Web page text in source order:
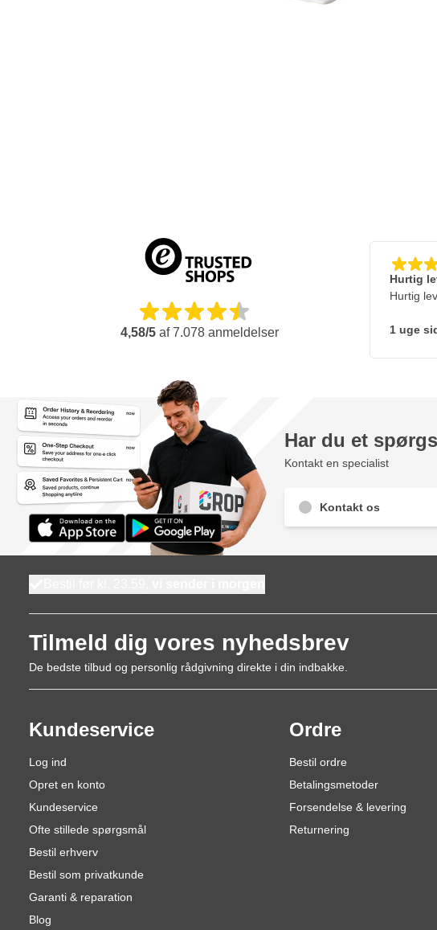
4,58/5af7.078anmeldelser
Hurtig
Hurtig
1 uge
Har du et
Kontakt en specialist
Kontakt os
Tilmeld dig vores nyhedsbrev
De bedste tilbud og personlig rådgivning direkte i din indbakke.
Kundeservice
Log ind
Opret en konto
Kundeservice
Ofte stillede spørgsmål
Bestil erhverv
Bestil som privatkunde
Garanti & reparation
Blog
Ordre
Bestil ordre
Betalingsmetoder
Forsendelse & levering
Returnering